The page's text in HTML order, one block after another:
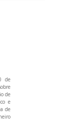
de
de
e
de